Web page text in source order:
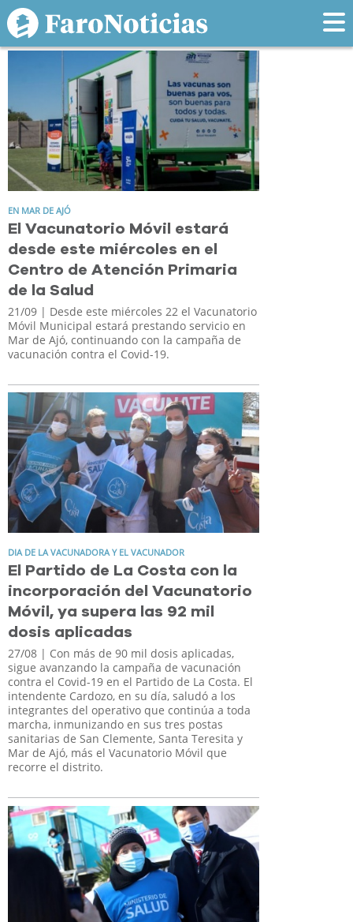
Tag: vacunatorio
EN MAR DE AJÓ
El Vacunatorio Móvil estará
desde este miércoles en el
Centro de Atención Primaria
de la Salud
21/09 | Desde este miércoles 22 el Vacunatorio
Móvil Municipal estará prestando servicio en
Mar de Ajó, continuando con la campaña de
vacunación contra el Covid-19.
DIA DE LA VACUNADORA Y EL VACUNADOR
El Partido de La Costa con la
incorporación del Vacunatorio
Móvil, ya supera las 92 mil
dosis aplicadas
27/08 | Con más de 90 mil dosis aplicadas,
sigue avanzando la campaña de vacunación
contra el Covid-19 en el Partido de La Costa. El
intendente Cardozo, en su día, saludó a los
integrantes del operativo que continúa a toda
marcha, inmunizando en sus tres postas
sanitarias de San Clemente, Santa Teresita y
Mar de Ajó, más el Vacunatorio Móvil que
recorre el distrito.